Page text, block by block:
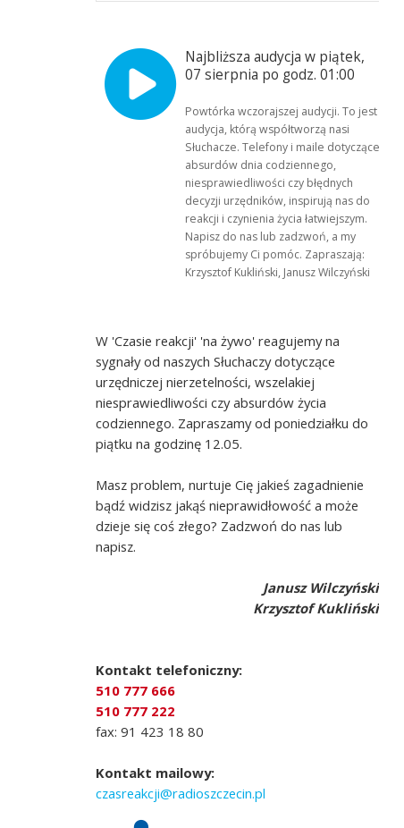
Najbliższa audycja w piątek,
07 sierpnia po godz. 01:00
Powtórka wczorajszej audycji. To jest
audycja, którą współtworzą nasi
Słuchacze. Telefony i maile dotyczące
absurdów dnia codziennego,
niesprawiedliwości czy błędnych
decyzji urzędników, inspirują nas do
reakcji i czynienia życia łatwiejszym.
Napisz do nas lub zadzwoń, a my
spróbujemy Ci pomóc. Zapraszają:
Krzysztof Kukliński, Janusz Wilczyński
W 'Czasie reakcji' 'na żywo' reagujemy na
sygnały od naszych Słuchaczy dotyczące
urzędniczej nierzetelności, wszelakiej
niesprawiedliwości czy absurdów życia
codziennego. Zapraszamy od poniedziałku do
piątku na godzinę 12.05.
Masz problem, nurtuje Cię jakieś zagadnienie
bądź widzisz jakąś nieprawidłowość a może
dzieje się coś złego? Zadzwoń do nas lub
napisz.
Janusz Wilczyński
Krzysztof Kukliński
Kontakt telefoniczny:
510 777 666
510 777 222
fax: 91 423 18 80
Kontakt mailowy:
czasreakcji@radioszczecin.pl